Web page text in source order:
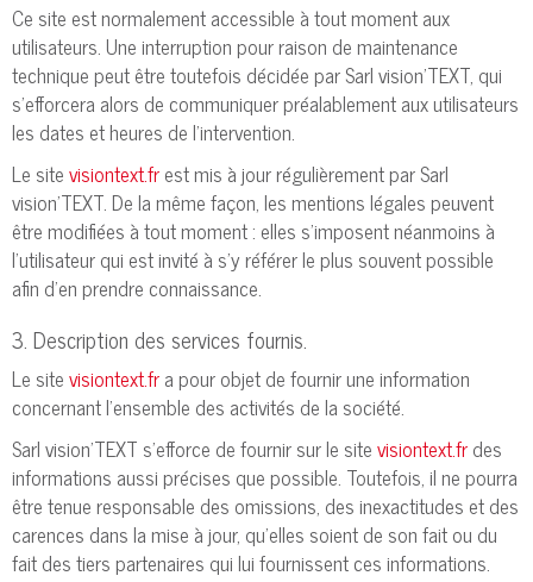
Ce site est normalement accessible à tout moment aux
utilisateurs. Une interruption pour raison de maintenance
technique peut être toutefois décidée par Sarl vision'TEXT, qui
s’efforcera alors de communiquer préalablement aux utilisateurs
les dates et heures de l’intervention.
Le sitevisiontext.frest mis à jour régulièrement par Sarl
vision'TEXT. De la même façon, les mentions légales peuvent
être modifiées à tout moment : elles s’imposent néanmoins à
l’utilisateur qui est invité à s’y référer le plus souvent possible
afin d’en prendre connaissance.
3. Description des services fournis.
Le sitevisiontext.fra pour objet de fournir une information
concernant l’ensemble des activités de la société.
Sarl vision'TEXT s’efforce de fournir sur le sitevisiontext.frdes
informations aussi précises que possible. Toutefois, il ne pourra
être tenue responsable des omissions, des inexactitudes et des
carences dans la mise à jour, qu’elles soient de son fait ou du
fait des tiers partenaires qui lui fournissent ces informations.